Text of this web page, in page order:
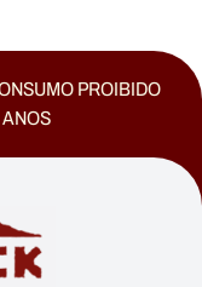
PROIBIDO